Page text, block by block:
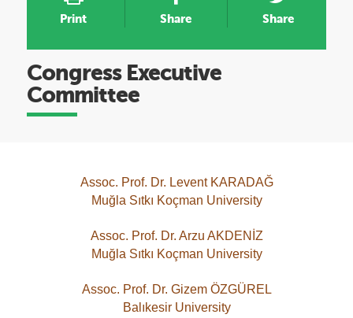
Print Share Share
Congress Executive
Committee
Assoc. Prof. Dr. Levent KARADAĞ
Muğla Sıtkı Koçman University
Assoc. Prof. Dr. Arzu AKDENİZ
Muğla Sıtkı Koçman University
Assoc. Prof. Dr. Gizem ÖZGÜREL
Balıkesir University